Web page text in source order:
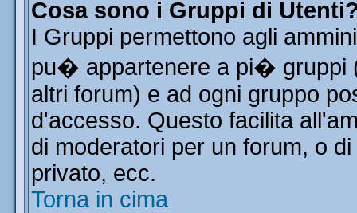
Cosa sono i Gruppi di
I Gruppi permettono agli
pu� appartenere a pi� gruppi
altri forum) e ad ogni gruppo
d'accesso. Questo facilita
di moderatori per un forum, o
privato, ecc.
Torna in cima